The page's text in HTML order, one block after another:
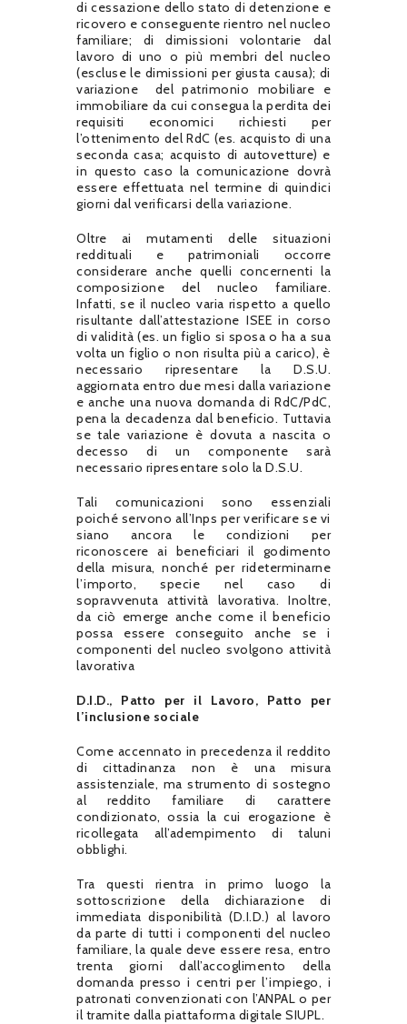
di cessazione dello stato di detenzione e
ricovero e conseguente rientro nel nucleo
familiare; di dimissioni volontarie dal
lavoro di uno o più membri del nucleo
(escluse le dimissioni per giusta causa); di
variazione del patrimonio mobiliare e
immobiliare da cui consegua la perdita dei
requisiti economici richiesti per
l’ottenimento del RdC (es. acquisto di una
seconda casa; acquisto di autovetture) e
in questo caso la comunicazione dovrà
essere effettuata nel termine di quindici
giorni dal verificarsi della variazione.
Oltre ai mutamenti delle situazioni
reddituali e patrimoniali occorre
considerare anche quelli concernenti la
composizione del nucleo familiare.
Infatti, se il nucleo varia rispetto a quello
risultante dall’attestazione ISEE in corso
di validità (es. un figlio si sposa o ha a sua
volta un figlio o non risulta più a carico), è
necessario ripresentare la D.S.U.
aggiornata entro due mesi dalla variazione
e anche una nuova domanda di RdC/PdC,
pena la decadenza dal beneficio. Tuttavia
se tale variazione è dovuta a nascita o
decesso di un componente sarà
necessario ripresentare solo la D.S.U.
Tali comunicazioni sono essenziali
poiché servono all’Inps per verificare se vi
siano ancora le condizioni per
riconoscere ai beneficiari il godimento
della misura, nonché per rideterminarne
l’importo, specie nel caso di
sopravvenuta attività lavorativa. Inoltre,
da ciò emerge anche come il beneficio
possa essere conseguito anche se i
componenti del nucleo svolgono attività
lavorativa
D.I.D., Patto per il Lavoro, Patto per
l’inclusione sociale
Come accennato in precedenza il reddito
di cittadinanza non è una misura
assistenziale, ma strumento di sostegno
al reddito familiare di carattere
condizionato, ossia la cui erogazione è
ricollegata all’adempimento di taluni
obblighi.
Tra questi rientra in primo luogo la
sottoscrizione della dichiarazione di
immediata disponibilità (D.I.D.) al lavoro
da parte di tutti i componenti del nucleo
familiare, la quale deve essere resa, entro
trenta giorni dall’accoglimento della
domanda presso i centri per l’impiego, i
patronati convenzionati con l’ANPAL o per
il tramite dalla piattaforma digitale SIUPL.